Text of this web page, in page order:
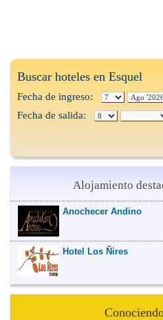
Buscar hoteles en Esquel
Fecha de ingreso:
Fecha de salida:
Alojamiento
Anochecer Andino
Hotel Los Ñires